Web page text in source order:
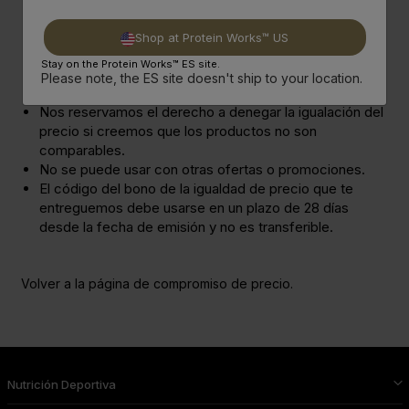
cierto tiempo así que es muy importante que los leas
en su totalidad antes de presentar una solicitud.
Nos reservamos el derecho de eliminar este servicio
de forma temporal o indefinida según nuestro propio
Nos reservamos el derecho a denegar la igualación del
precio si creemos que los productos no son
comparables.
No se puede usar con otras ofertas o promociones.
El código del bono de la igualdad de precio que te
entreguemos debe usarse en un plazo de 28 días
desde la fecha de emisión y no es transferible.
Volver a la página de compromiso de precio.
Nutrición Deportiva
Shop at Protein Works™ US
Stay on the Protein Works™ ES site.
Please note, the ES site doesn't ship to your location.